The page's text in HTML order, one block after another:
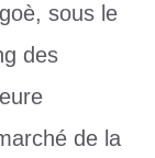
sous le
des
de la